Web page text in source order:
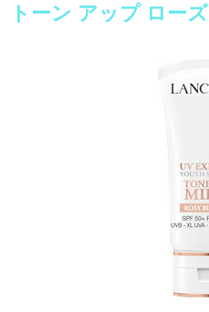
トーン アップ ローズ